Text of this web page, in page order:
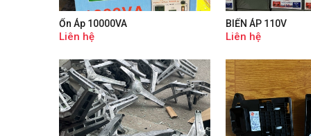
Ổn Áp 10000VA
Liên hệ
BIẾN ÁP 110V
Liên hệ